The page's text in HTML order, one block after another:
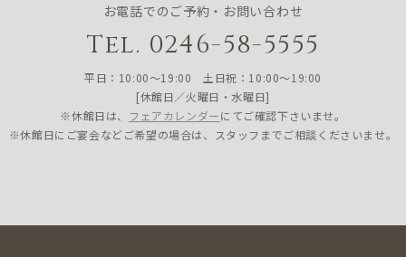
お電話でのご予約・お問い合わせ
Tel. 0246-58-5555
平日：10:00〜19:00 土日祝：10:00〜19:00
[休館日／火曜日・水曜日]
※休館日は、 フェアカレンダーにてご確認下さいませ。
※休館日にご宴会などご希望の場合は、スタッフまでご相談くださいませ。